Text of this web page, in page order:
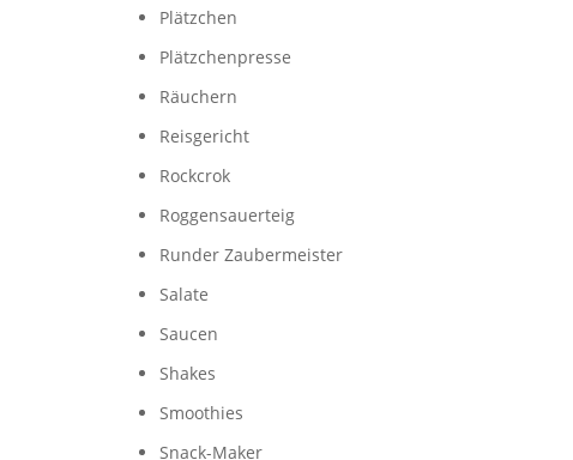
Plätzchen
Plätzchenpresse
Räuchern
Reisgericht
Rockcrok
Roggensauerteig
Runder Zaubermeister
Salate
Saucen
Shakes
Smoothies
Snack-Maker